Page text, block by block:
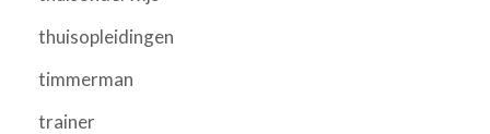
thuisopleidingen
timmerman
trainer